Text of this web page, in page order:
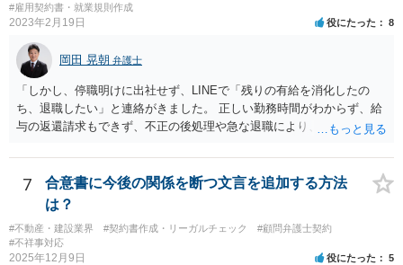
#雇用契約書・就業規則作成
2023年2月19日 役にたった 8
岡田 晃朝 弁護士
「しかし、停職明けに出社せず、LINEで「残りの有給を消化したの
ち、退職したい」と連絡がきました。 正しい勤務時間がわからず、給
与の返還請求もできず、不正の後処理や急な退職により、社や他のス
状況です。」 大変悪質ですね。打刻場所のデータと、これまでのタイ
ムカードの虚偽を確認し、突き付けて責任を問題にすることになるで
しょう。 詐欺もありうるでしょうね。 「正しい時間がわからないとい
うタイムカード不正打刻による返還請求はどのようにおこなえばよい
でしょうか？」 想定できる虚偽を前提に、相手と協議して詰めればよ
いかと思います。 確実な記録があれば、それによるのがよいですが、
7
合意書に今後の関係を断つ文言を追加する方法
は？
#不動産・建設業界 #契約書作成・リーガルチェック
#顧問弁護士契約
#不祥事対応
2025年12月9日 役にたった 5